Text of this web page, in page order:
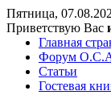
Пятница,
Приветствую Вас
Главная
Форум
Статьи
Гостевая